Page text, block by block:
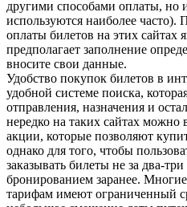
другими способами оплаты, но
используются наиболее
оплаты билетов на этих сайтах
предполагает заполнение
вносите свои данные.
Удобство покупок билетов в
удобной системе поиска,
отправления, назначения и
нередко на таких сайтах можно
акции, которые позволяют
однако для того, чтобы
заказывать билеты не за два-
бронированием заранее.
тарифам имеют ограниченный